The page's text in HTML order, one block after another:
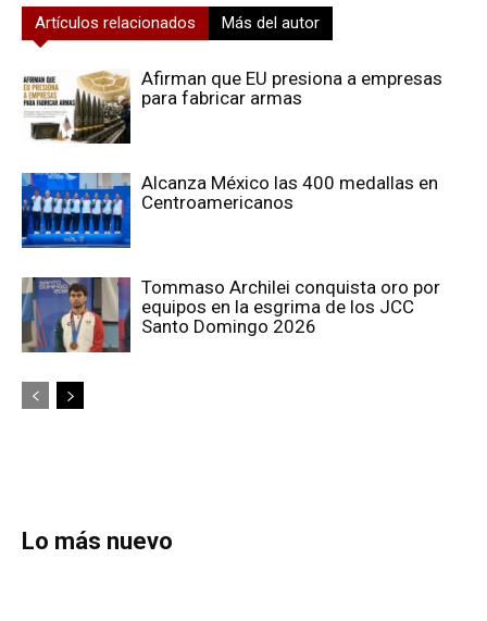
Artículos relacionados Más del autor
Afirman que EU presiona a empresas
para fabricar armas
Alcanza México las 400 medallas en
Centroamericanos
Tommaso Archilei conquista oro por
equipos en la esgrima de los JCC
Santo Domingo 2026
Lo más nuevo